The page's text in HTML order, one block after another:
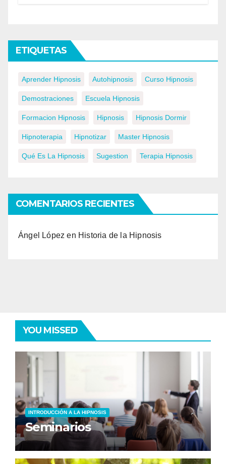
ETIQUETAS
Aprender Hipnosis Autohipnosis Curso Hipnosis
Demostraciones Escuela Hipnosis
Formacion Hipnosis Hipnosis Hipnosis Dormir
Hipnoterapia Hipnotizar Master Hipnosis
Qué Es La Hipnosis Sugestion Terapia Hipnosis
COMENTARIOS RECIENTES
Ángel López en Historia de la Hipnosis
YOU MISSED
INTRODUCCIÓN A LA HIPNOSIS
Seminarios